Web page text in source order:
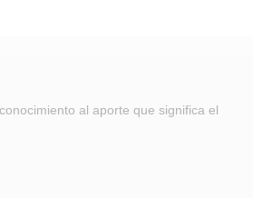
al aporte que significa el